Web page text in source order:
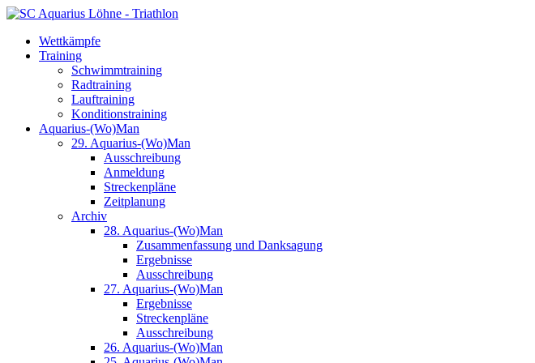
Wettkämpfe
Training
Schwimmtraining
Radtraining
Lauftraining
Konditionstraining
Aquarius-(Wo)Man
29. Aquarius-(Wo)Man
Ausschreibung
Anmeldung
Streckenpläne
Zeitplanung
Archiv
28. Aquarius-(Wo)Man
Zusammenfassung und Danksagung
Ergebnisse
Ausschreibung
27. Aquarius-(Wo)Man
Ergebnisse
Streckenpläne
Ausschreibung
26. Aquarius-(Wo)Man